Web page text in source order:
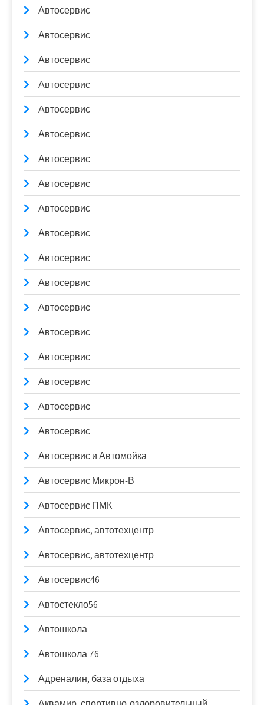
Автосервис
Автосервис
Автосервис
Автосервис
Автосервис
Автосервис
Автосервис
Автосервис
Автосервис
Автосервис
Автосервис
Автосервис
Автосервис
Автосервис
Автосервис
Автосервис
Автосервис
Автосервис
Автосервис и Автомойка
Автосервис Микрон-В
Автосервис ПМК
Автосервис, автотехцентр
Автосервис, автотехцентр
Автосервис46
Автостекло56
Автошкола
Автошкола 76
Адреналин, база отдыха